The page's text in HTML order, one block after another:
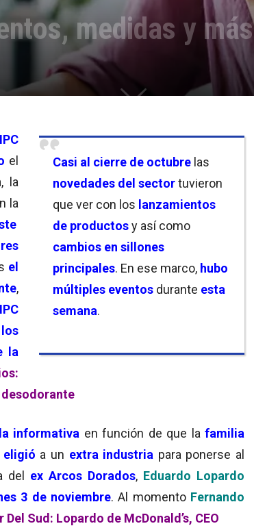
medidas y más
Casi al cierre de octubre las
novedades del sectortuvieron
que ver con los lanzamientos
de productosy así como
cambios en sillones
principales. En ese marco, hubo
múltiples eventos durante esta
semana.
el
la
la
el
,
la
informativa en función de que lafamilia
eligió a un extra industria para ponerse al
del ex Arcos Dorados, Eduardo Lopardo
3 de noviembre. Al momento Fernando
Del Sud: Lopardo de McDonald’s, CEO